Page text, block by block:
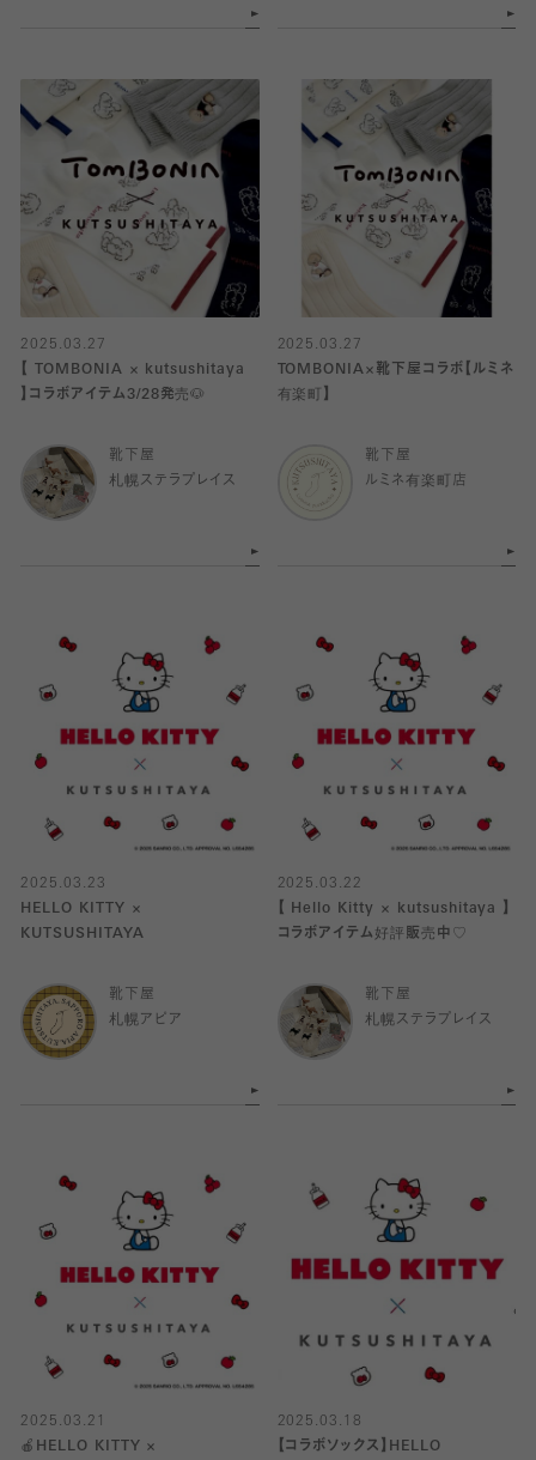
2025.03.27
【 TOMBONIA × kutsushitaya
】コラボアイテム3/28発売🐶
靴下屋
札幌ステラプレイス
2025.03.27
TOMBONIA×靴下屋コラボ【ルミネ
有楽町】
靴下屋
ルミネ有楽町店
2025.03.23
HELLO KITTY ×
KUTSUSHITAYA
靴下屋
札幌アピア
2025.03.22
【 Hello Kitty × kutsushitaya 】
コラボアイテム好評販売中♡
靴下屋
札幌ステラプレイス
2025.03.21
🍎HELLO KITTY ×
2025.03.18
【コラボソックス】HELLO